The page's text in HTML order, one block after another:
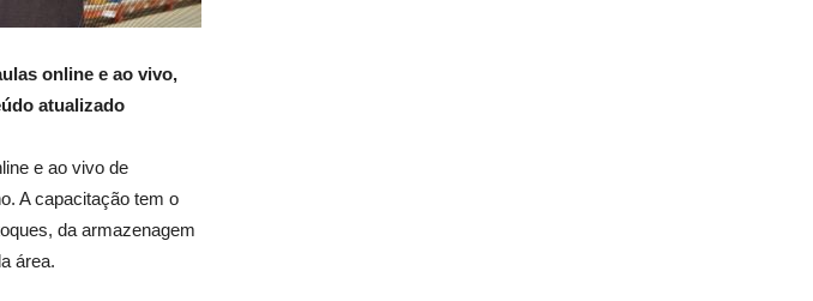
online e ao vivo,
atualizado
e ao vivo de
A capacitação tem o
da armazenagem
área.